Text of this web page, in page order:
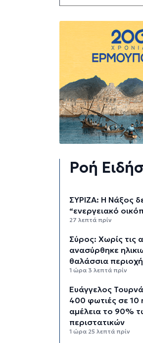
Ροή
ΣΥΡΙΖΑ: Η Νάξος
“ενεργειακό
27 λεπτά πρίν
Σύρος: Χωρίς τις
ανασύρθηκε
θαλάσσια
1 ώρα 3 λεπτά πρίν
Ευάγγελος
400 φωτιές σε 10
αμέλεια το 90%
περιστατικών
1 ώρα 25 λεπτά πρίν